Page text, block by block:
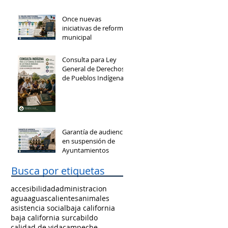
Once nuevas
iniciativas de reforma
municipal
Consulta para Ley
General de Derechos
de Pueblos Indígenas
Garantía de audiencia
en suspensión de
Ayuntamientos
Busca por etiquetas
accesibilidadadministracion
aguaaguascalientesanimales
asistencia socialbaja california
baja california surcabildo